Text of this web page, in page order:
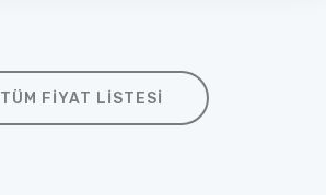
TÜM FIYAT LISTESI